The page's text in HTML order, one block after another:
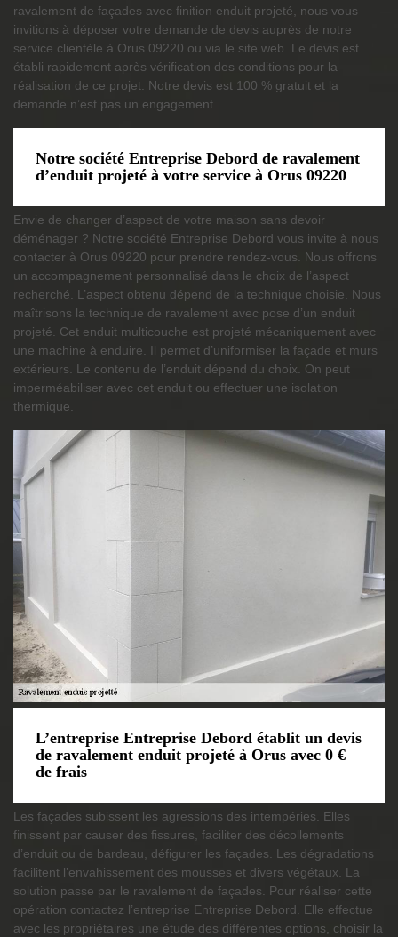
ravalement de façades avec finition enduit projeté, nous vous
invitions à déposer votre demande de devis auprès de notre
service clientèle à Orus 09220 ou via le site web. Le devis est
établi rapidement après vérification des conditions pour la
réalisation de ce projet. Notre devis est 100 % gratuit et la
demande n’est pas un engagement.
Notre société Entreprise Debord de ravalement
d’enduit projeté à votre service à Orus 09220
Envie de changer d’aspect de votre maison sans devoir
déménager ? Notre société Entreprise Debord vous invite à nous
contacter à Orus 09220 pour prendre rendez-vous. Nous offrons
un accompagnement personnalisé dans le choix de l’aspect
recherché. L’aspect obtenu dépend de la technique choisie. Nous
maîtrisons la technique de ravalement avec pose d’un enduit
projeté. Cet enduit multicouche est projeté mécaniquement avec
une machine à enduire. Il permet d’uniformiser la façade et murs
extérieurs. Le contenu de l’enduit dépend du choix. On peut
imperméabiliser avec cet enduit ou effectuer une isolation
thermique.
L’entreprise Entreprise Debord établit un devis
de ravalement enduit projeté à Orus avec 0 €
de frais
Les façades subissent les agressions des intempéries. Elles
finissent par causer des fissures, faciliter des décollements
d’enduit ou de bardeau, défigurer les façades. Les dégradations
facilitent l’envahissement des mousses et divers végétaux. La
solution passe par le ravalement de façades. Pour réaliser cette
opération contactez l’entreprise Entreprise Debord. Elle effectue
avec les propriétaires une étude des différentes options, choisir la